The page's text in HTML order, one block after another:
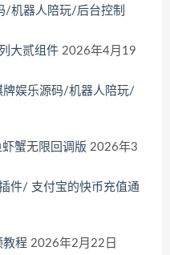
/机器人陪玩/后台控制
大贰组件 2026年4月19
娱乐源码/机器人陪玩/
蟹无限回调版 2026年3
件/ 支付宝的快币充值通
教程 2026年2月22日